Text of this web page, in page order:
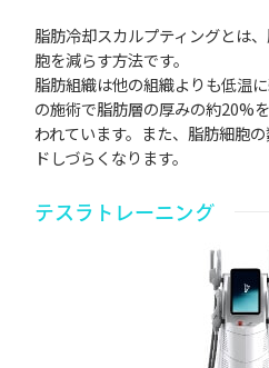
脂肪冷却スカルプティングとは
胞を減らす方法です。
脂肪組織は他の組織よりも低温
の施術で脂肪層の厚みの約20%
われています。また、脂肪細胞
ドしづらくなります。
テスラトレーニング